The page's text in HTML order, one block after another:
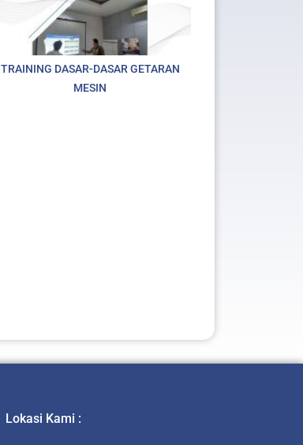
TRAINING DASAR-DASAR GETARAN
MESIN
Lokasi Kami :